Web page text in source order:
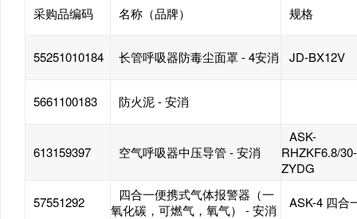
采购品编码 名称（品牌） 规格
55251010184 长管呼吸器防毒尘面罩 - 4安消 JD-BX12V
5661100183 防火泥 - 安消
613159397 空气呼吸器中压导管 - 安消
ASK-
RHZKF6.8/30-
ZYDG
57551292
四合一便携式气体报警器（一
氧化碳，可燃气，氧气） - 安消
ASK-4 四合